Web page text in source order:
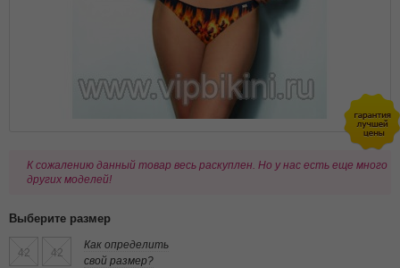
К сожалению данный товар весь раскуплен. Но у нас есть еще много
других моделей!
Выберите размер
42 42
Как определить
свой размер?